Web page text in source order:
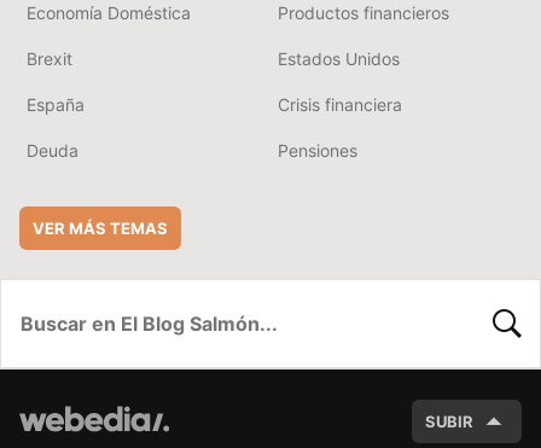
Economía Doméstica Productos financieros
Brexit Estados Unidos
España Crisis financiera
Deuda Pensiones
VER MÁS TEMAS
SUBIR